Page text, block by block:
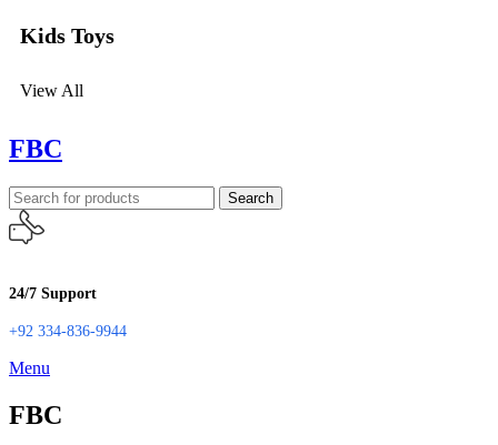
Kids Toys
View All
FBC
Search
24/7 Support
+92 334-836-9944
Menu
FBC